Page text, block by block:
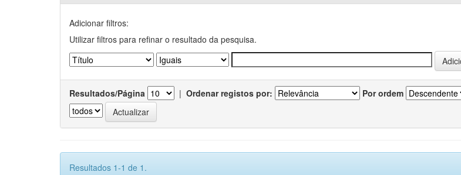
Adicionar filtros:
Utilizar filtros para refinar o resultado da pesquisa.
Resultados/Página | Ordenar registos por: Por ordem
Resultados 1-1 de 1.